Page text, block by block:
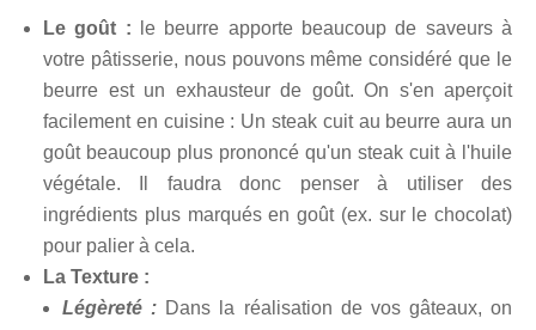
Le goût :
le beurre apporte beaucoup de saveurs à
votre pâtisserie, nous pouvons même considéré que le
beurre est un exhausteur de goût. On s'en aperçoit
facilement en cuisine : Un steak cuit au beurre aura un
goût beaucoup plus prononcé qu'un steak cuit à l'huile
végétale. Il faudra donc penser à utiliser des
ingrédients plus marqués en goût (ex. sur le chocolat)
pour palier à cela.
La Texture :
Légèreté : Dans la réalisation de vos gâteaux, on